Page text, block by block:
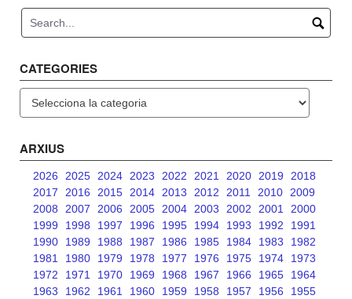
CATEGORIES
ARXIUS
2026 2025 2024 2023 2022 2021 2020 2019
2018
2017
2016 2015 2014 2013 2012 2011 2010 2009
2008
2007 2006 2005 2004 2003 2002 2001
2000
1999
1998 1997 1996 1995 1994 1993 1992
1991
1990
1989 1988 1987 1986 1985 1984 1983
1982
1981
1980 1979 1978 1977 1976 1975 1974
1973
1972
1971 1970 1969 1968 1967 1966 1965
1964
1963
1962 1961 1960 1959 1958 1957 1956
1955